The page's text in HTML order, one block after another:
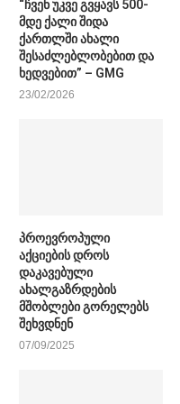
“ჩვენ უკვე გვყავს 500-
მდე ქალი შიდა
ქართლში ახალი
შესაძლებლობებით და
ხედვებით” – GMG
23/02/2026
პროევროპული
აქციების დროს
დაკავებული
ახალგაზრდების
მშობლები გორელებს
შეხვდნენ
07/09/2025